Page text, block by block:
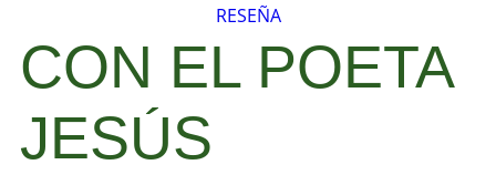
RESEÑA
CON EL POETA
JESÚS